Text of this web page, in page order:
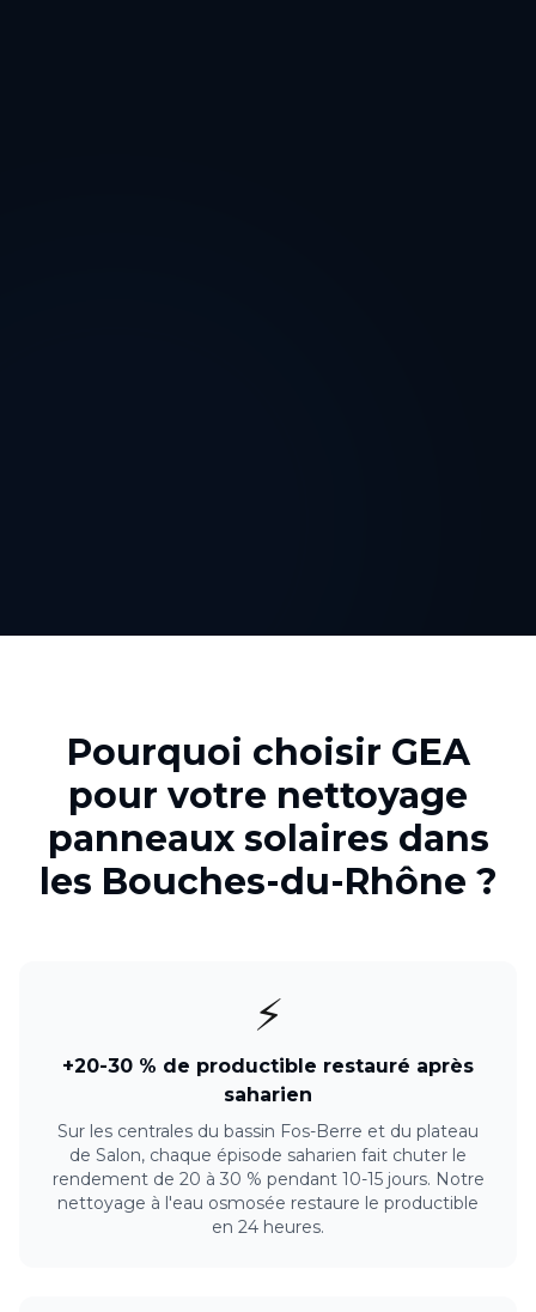
Pourquoi choisir GEA
pour votre nettoyage
panneaux solaires dans
les Bouches-du-Rhône ?
⚡
+20-30 % de productible restauré après
saharien
Sur les centrales du bassin Fos-Berre et du plateau
de Salon, chaque épisode saharien fait chuter le
rendement de 20 à 30 % pendant 10-15 jours. Notre
nettoyage à l'eau osmosée restaure le productible
en 24 heures.